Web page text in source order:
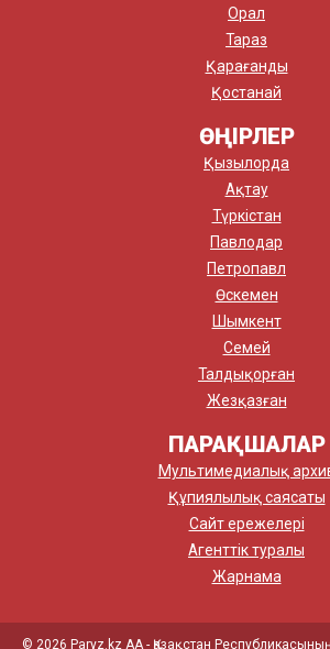
Орал
Тараз
Қарағанды
Қостанай
ӨҢІРЛЕР
Қызылорда
Ақтау
Түркістан
Павлодар
Петропавл
Өскемен
Шымкент
Семей
Талдықорған
Жезқазған
ПАРАҚШАЛАР
Мультимедиалық
Құпиялылық саясаты
Сайт ережелері
Агенттік туралы
Жарнама
© 2026 Paryz.kz АА - Қазақстан